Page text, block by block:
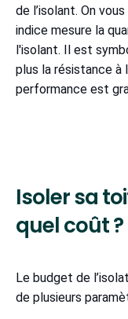
de l’isolant. On
indice mesure la
l'isolant. Il est
plus la résistance à
performance est
Isoler sa
quel coût ?
Le budget de
de plusieurs